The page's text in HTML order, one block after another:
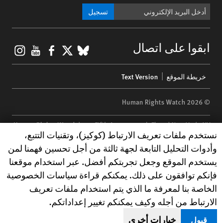
تسجيل
ابقوا على اتصال BlueSky
X
menu
خريطة الموقع Text Version
© 2026 Human Rights Watch
Human Rights Watch| 350 Fifth Avenue, 34th Floor | New York,NY
10118-3299 USA|t 1.212.290.4700
Human Rights Watchis a 501(C)(3) nonprofit registered in the US
under EIN: 13-2875808
Human Rights Watch cookie preferences
نستخدم ملفات تعريف الارتباط (كوكيز)، وتقنيات التتبع،
وأدوات التحليل التابعة لجهة ثالثة من أجل تحسين فهمنا لمن
يستخدم الموقع وجعل تجربتكم أفضل. عبر استخدام موقعنا
فإنكم توافقون على ذلك. يمكنكم قراءة سياسات الخصوصية
الخاصة بنا لمعرفة ما الذي يتم استخدام ملفات تعريف
الارتباط من أجله وكيف يمكنكم تغيير إعداداتكم.
قبول خيارات أخرى